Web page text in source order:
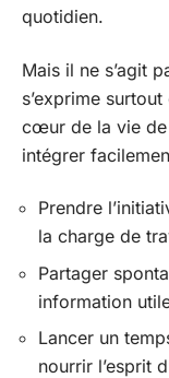
quotidien.
Mais il ne s’agit
s’exprime
cœur de la vie de
intégrer
Prendre
la charge de
Partager
information
Lancer un
nourrir l’esprit